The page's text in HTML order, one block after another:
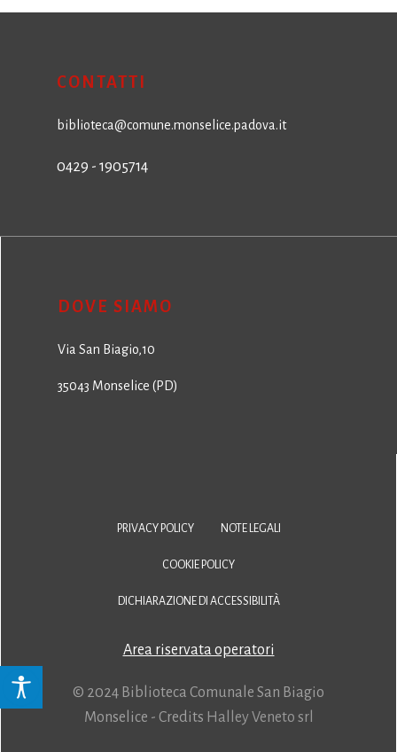
CONTATTI
biblioteca@comune.monselice.padova.it
0429 - 1905714
DOVE SIAMO
Via San Biagio,10
35043 Monselice (PD)
PRIVACY POLICY NOTE LEGALI
COOKIE POLICY
DICHIARAZIONE DI ACCESSIBILITÀ
Area riservata operatori
© 2024 Biblioteca Comunale San Biagio
Monselice - Credits Halley Veneto srl